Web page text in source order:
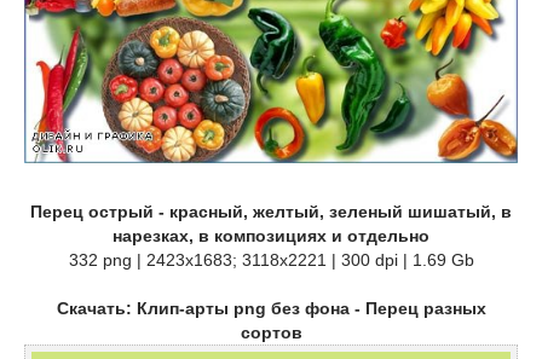
Перец острый - красный, желтый, зеленый шишатый, в
нарезках, в композициях и отдельно
332 png | 2423x1683; 3118х2221 | 300 dpi | 1.69 Gb
Скачать: Клип-арты png без фона - Перец разных
сортов